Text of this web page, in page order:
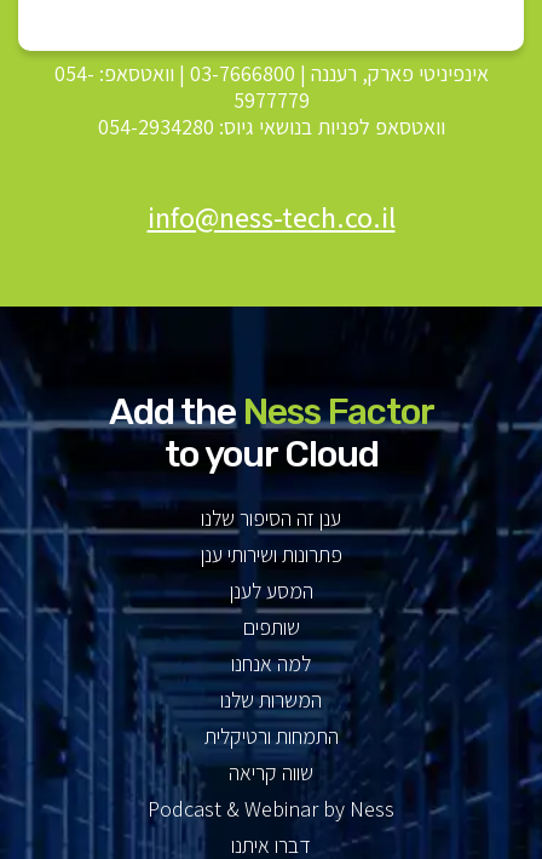
אינפיניטי פארק, רעננה |
03-7666800 | וואטסאפ: 054-
5977779
וואטסאפ לפניות בנושאי גיוס: 054-2934280
info@ness-tech.co.il
Add theNess Factor
to your Cloud
ענן זה הסיפור שלנו
פתרונות ושירותי ענן
המסע לענן
שותפים
למה אנחנו
המשרות שלנו
התמחות ורטיקלית
שווה קריאה
Podcast & Webinar by Ness
דברו איתנו